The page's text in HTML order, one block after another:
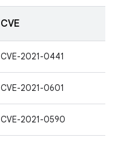
CVE
CVE-2021-0441
CVE-2021-0601
CVE-2021-0590